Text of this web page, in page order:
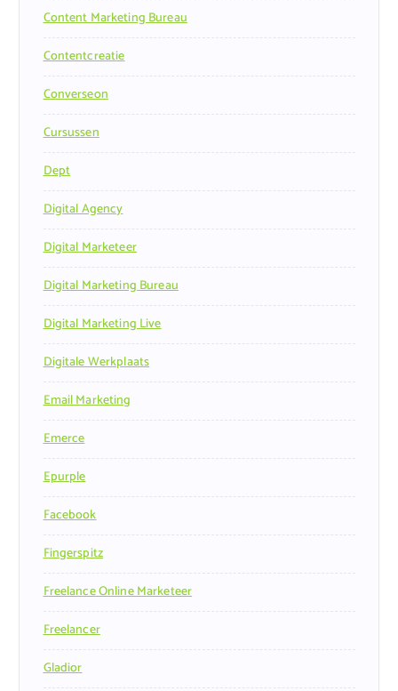
Content Marketing Bureau
Contentcreatie
Converseon
Cursussen
Dept
Digital Agency
Digital Marketeer
Digital Marketing Bureau
Digital Marketing Live
Digitale Werkplaats
Email Marketing
Emerce
Epurple
Facebook
Fingerspitz
Freelance Online Marketeer
Freelancer
Gladior